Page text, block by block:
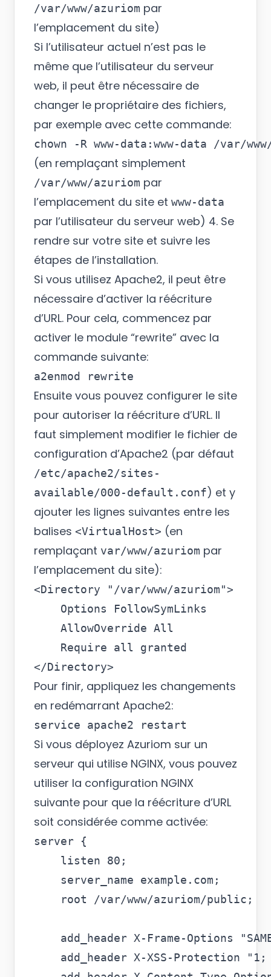
/var/www/azuriom par
l’emplacement du site)
Si l’utilisateur actuel n’est pas le
même que l’utilisateur du serveur
web, il peut être nécessaire de
changer le propriétaire des fichiers,
par exemple avec cette commande:
(en remplaçant simplement
/var/www/azuriom par
l’emplacement du site et www-data
par l’utilisateur du serveur web) 4. Se
rendre sur votre site et suivre les
étapes de l’installation.
Si vous utilisez Apache2, il peut être
nécessaire d’activer la réécriture
d’URL. Pour cela, commencez par
activer le module “rewrite” avec la
commande suivante:
Ensuite vous pouvez configurer le site
pour autoriser la réécriture d’URL. Il
faut simplement modifier le fichier de
configuration d’Apache2 (par défaut
/etc/apache2/sites-
available/000-default.conf) et y
ajouter les lignes suivantes entre les
balises <VirtualHost> (en
remplaçant var/www/azuriom par
l’emplacement du site):
<Directory "/var/www/azuriom">
    Options FollowSymLinks
    AllowOverride All
    Require all granted
Pour finir, appliquez les changements
en redémarrant Apache2:
Si vous déployez Azuriom sur un
serveur qui utilise NGINX, vous pouvez
utiliser la configuration NGINX
suivante pour que la réécriture d’URL
soit considérée comme activée:
server {
    listen 80;
    server_name example.com;
    root /var/www/azuriom/public;
add_header X-Frame-Options
add_header X-XSS-Protection "1;